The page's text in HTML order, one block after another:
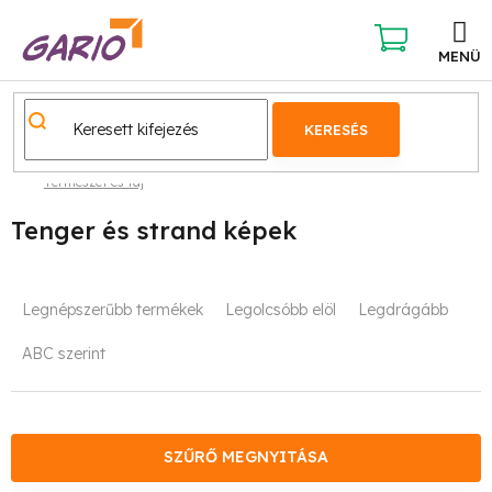
KERESÉS
KOSÁR
Természet és táj
Tenger és strand képek
TLegnépszerűbb termékek Legolcsóbb elöl Legdrágább
ABC szerint
SZŰRŐ MEGNYITÁSA